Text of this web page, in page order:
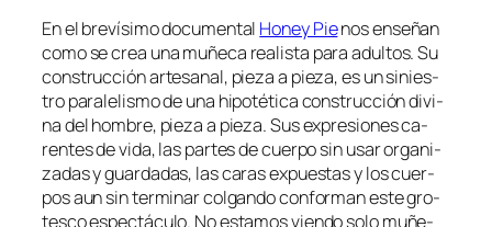
En el bre­ví­si­mo do­cu­men­tal Honey Pienos en­se­ñan
co­mo se crea una mu­ñe­ca rea­lis­ta pa­ra adul­tos. Su
cons­truc­ción ar­te­sa­nal, pie­za a pie­za, es un si­nies­
tro pa­ra­le­lis­mo de una hi­po­té­ti­ca cons­truc­ción di­vi­
na del hom­bre, pie­za a pie­za. Sus ex­pre­sio­nes ca­
ren­tes de vi­da, las par­tes de cuer­po sin usar or­ga­ni­
za­das y guar­da­das, las ca­ras ex­pues­tas y los cuer­
pos aun sin ter­mi­nar col­gan­do con­for­man es­te gro­
tes­co es­pec­tácu­lo. No es­ta­mos vien­do so­lo mu­ñe­